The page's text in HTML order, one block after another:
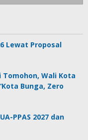
Lewat Proposal
Tomohon, Wali Kota
Bunga, Zero
PPAS 2027 dan